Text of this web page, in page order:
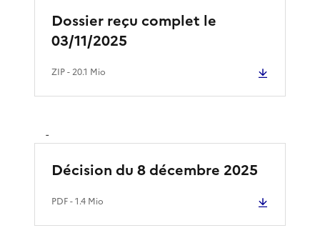
Dossier reçu complet le
03/11/2025
ZIP- 20.1 Mio
-
Décision du 8 décembre 2025
PDF- 1.4 Mio